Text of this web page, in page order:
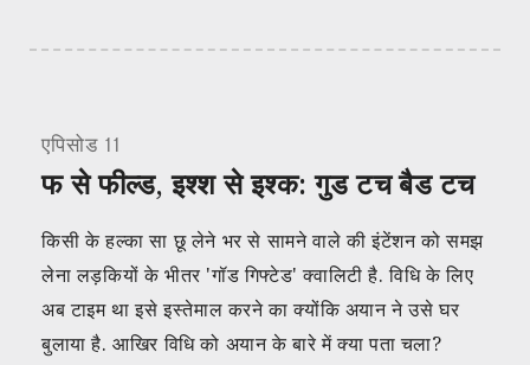
एपिसोड 11
फ से फील्ड, इश्श से इश्क: गुड टच बैड टच
किसी के हल्का सा छू लेने भर से सामने वाले की इंटेंशन को समझ
लेना लड़कियों के भीतर 'गॉड गिफ्टेड' क्वालिटी है. विधि के लिए
अब टाइम था इसे इस्तेमाल करने का क्योंकि अयान ने उसे घर
बुलाया है. आखिर विधि को अयान के बारे में क्या पता चला?